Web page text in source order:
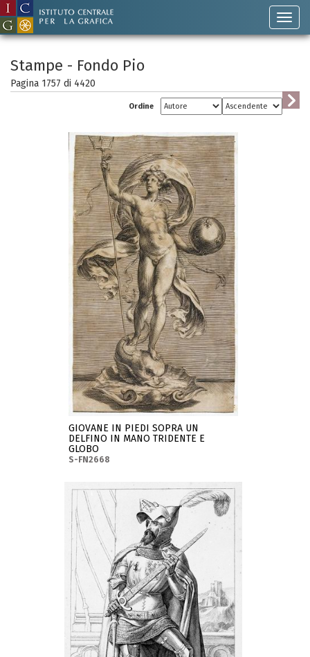
Stampe - Fondo Pio
Pagina 1757 di 4420
Ordine
GIOVANE IN PIEDI SOPRA UN
DELFINO IN MANO TRIDENTE E
GLOBO
S-FN2668